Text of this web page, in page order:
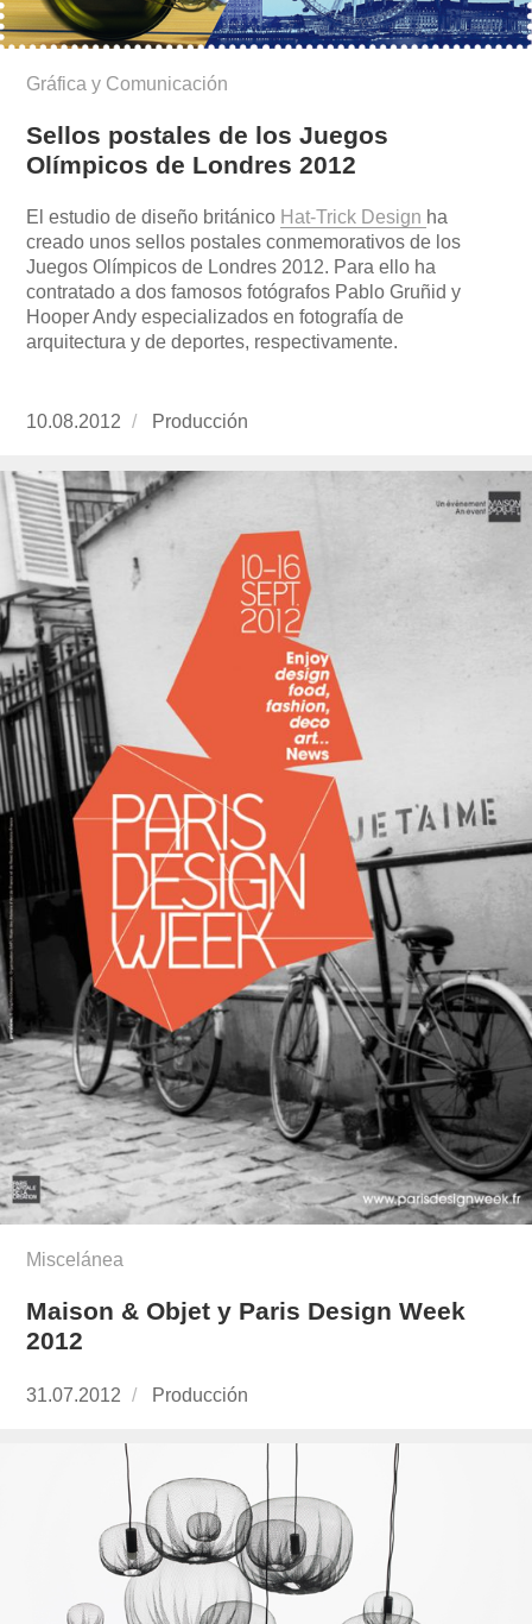
Gráfica y Comunicación
Sellos postales de los Juegos
Olímpicos de Londres 2012
El estudio de diseño británico Hat-Trick Design ha
creado unos sellos postales conmemorativos de los
Juegos Olímpicos de Londres 2012. Para ello ha
contratado a dos famosos fotógrafos Pablo Gruñid y
Hooper Andy especializados en fotografía de
arquitectura y de deportes, respectivamente.
Publicado
10.08.2012 https://www.experimenta.es/author/
Producción
Miscelánea
Maison & Objet y Paris Design Week
2012
Publicado
31.07.2012 https://www.experimenta.es/author/
Producción